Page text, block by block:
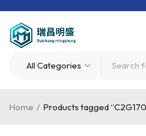
Home / Products tagged